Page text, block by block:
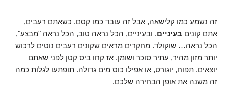
זה נשמע כמו קלישאה, אבל זה עובד כמו קסם. כשאתם רעבים,
אתם קונים בעיניים. ובעיניים, הכל נראה טוב, הכל נראה "מבצע",
הכל נראה… שוקולד. מחקרים מראים שקונים רעבים נוטים לרכוש
יותר מזון מהיר, עתיר סוכר ושומן. אז קחו ביס קטן לפני שאתם
יוצאים. תפוח, יוגורט, או אפילו כוס מים גדולה. תופתעו לגלות כמה
זה משנה את אופן הבחירה שלכם.